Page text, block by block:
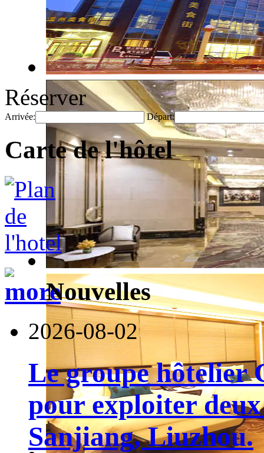
Réserver
Arrivée: Départ:
Carte de l'hôtel
Nouvelles
2026-08-02
Le groupe hôtelier
pour exploiter
Sanjiang, Liuzhou.